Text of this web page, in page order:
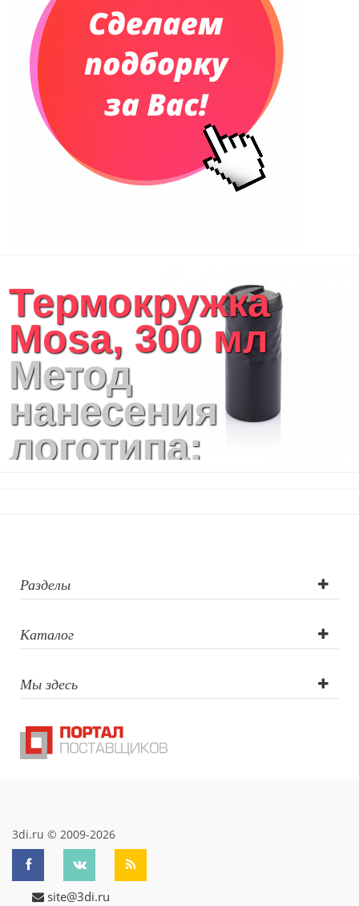
Термокружка
Mosa, 300 мл
Метод
нанесения
логотипа:
шелкография,
круговая УФ-
печать,
тампопечать
Разделы
Каталог
Мы здесь
3di.ru © 2009-2026
site@3di.ru